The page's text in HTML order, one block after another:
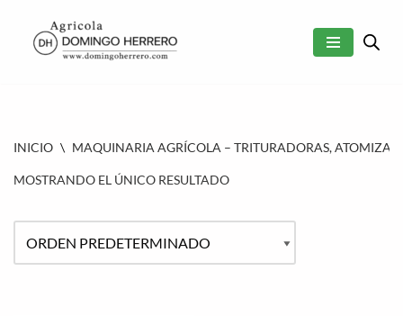
SALTAR
INICIO \ MAQUINARIA AGRÍCOLA – TRITURADORAS,
MOSTRANDO EL ÚNICO RESULTADO